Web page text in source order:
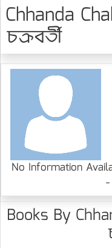
Chhanda
চক্রবর্তী
No Information
-
Books By